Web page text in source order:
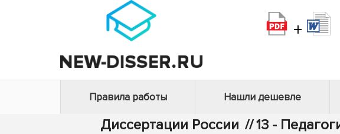
+
Правила работы Нашли дешевле
Диссертации России //13 -